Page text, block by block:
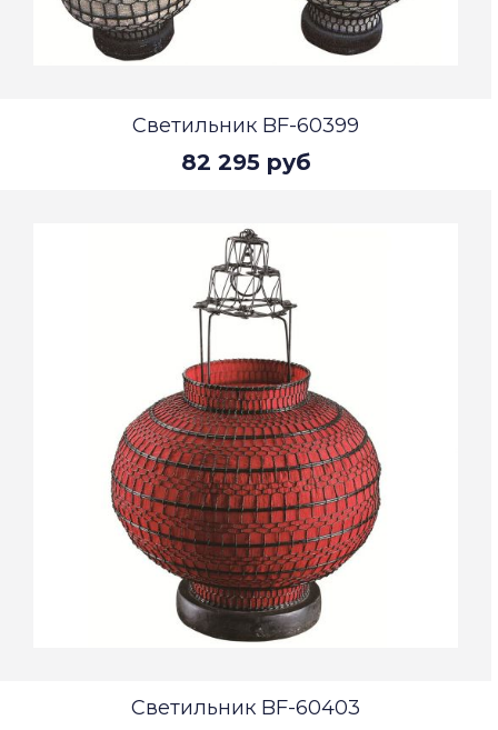
Светильник BF-60399
82 295 руб
Светильник BF-60403